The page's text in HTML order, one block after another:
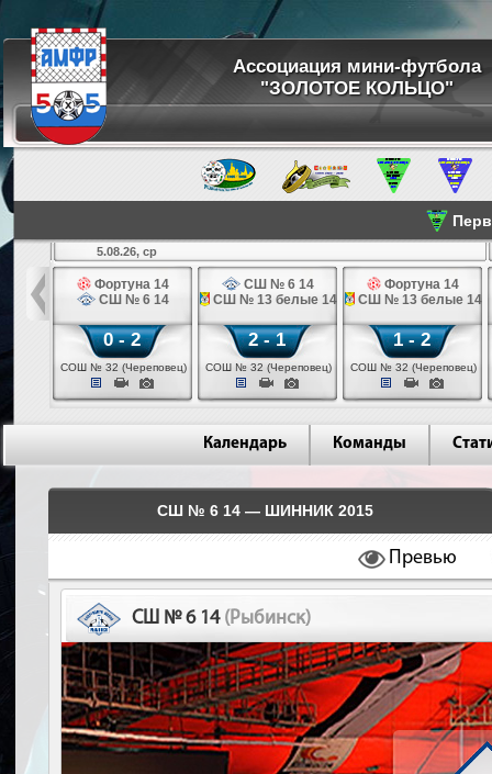
Ассоциация мини-футбола
"ЗОЛОТОЕ КОЛЬЦО"
14
5.08.26, ср
Фортуна 14
СШ № 6 14
0 - 2
СОШ № 32 (Череповец)
СШ № 6 14
СШ № 13 белые 14
2 - 1
СОШ № 32 (Череповец)
Фортуна 14
СШ № 13 белые 14
1 - 2
СОШ № 32 (Череповец)
Календарь Команды
СШ № 6 14 — ШИННИК 2015
Превью
СШ № 6 14 (Рыбинск)